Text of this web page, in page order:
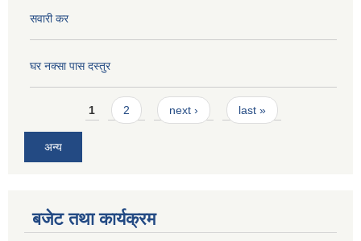
सवारी कर
घर नक्सा पास दस्तुर
Pages1 2 next › last »
अन्य
बजेट तथा कार्यक्रम